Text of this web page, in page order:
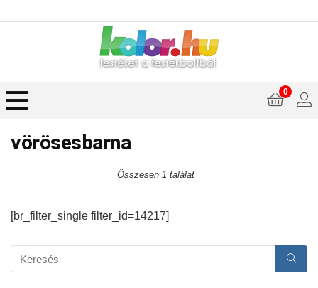
0
vörösesbarna
Összesen 1 találat
[br_filter_single filter_id=14217]